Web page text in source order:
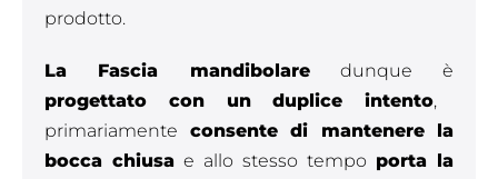
prodotto.
La Fascia mandibolaredunque è
progettato con un duplice intento,
primariamente consente di mantenere la
bocca chiusa e allo stesso tempo porta la